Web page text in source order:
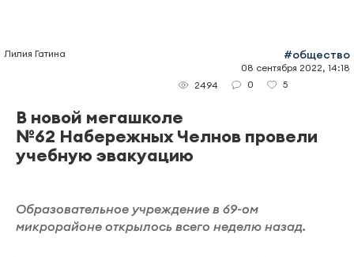
Лилия Гатина #общество
08 сентября 2022, 14:18
2494
0 5
В новой мегашколе
№62 Набережных Челнов провели
учебную эвакуацию
Образовательное учреждение в 69-ом
микрорайоне открылось всего неделю назад.